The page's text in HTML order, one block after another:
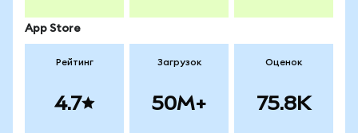
App Store
Рейтинг
4.7
Загрузок
50M+
Оценок
75.8K